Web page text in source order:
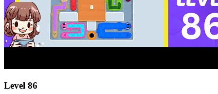
Level 86